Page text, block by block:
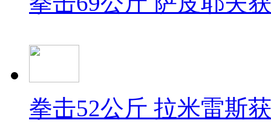
拳击52公斤 拉米雷斯